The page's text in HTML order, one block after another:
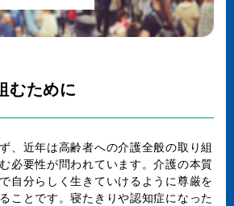
むために
、近年は高齢者への介護全般の取り組
必要性が問われています。介護の本質
自分らしく生きていけるように尊厳を
ことです。寝たきりや認知症になった